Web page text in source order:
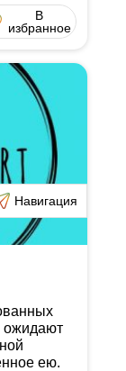
В
избранное
Навигация
ожидают
ею.